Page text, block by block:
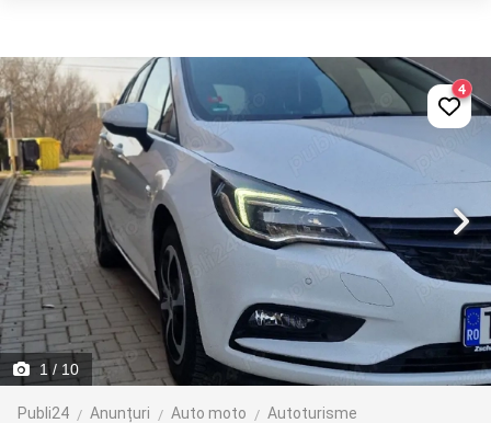
1 / 10
Publi24 Anunțuri Auto moto Autoturisme
4